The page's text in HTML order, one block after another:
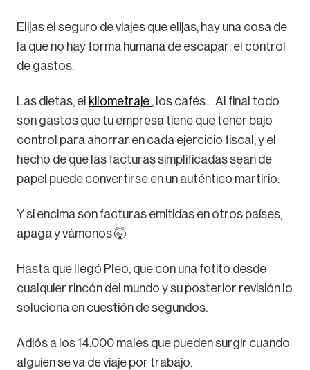
Elijas el seguro de viajes que elijas, hay una cosa de
la que no hay forma humana de escapar: el control
de gastos.
Las dietas, el kilometraje , los cafés… Al final todo
son gastos que tu empresa tiene que tener bajo
control para ahorrar en cada ejercicio fiscal, y el
hecho de que las facturas simplificadas sean de
papel puede convertirse en un auténtico martirio.
Y si encima son facturas emitidas en otros países,
apaga y vámonos 🤯
Hasta que llegó Pleo, que con una fotito desde
cualquier rincón del mundo y su posterior revisión lo
soluciona en cuestión de segundos.
Adiós a los 14.000 males que pueden surgir cuando
alguien se va de viaje por trabajo.